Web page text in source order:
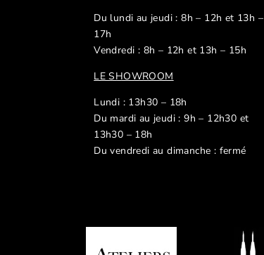
Du lundi au jeudi : 8h – 12h et 13h –
17h
Vendredi : 8h – 12h et 13h – 15h
LE SHOWROOM
Lundi : 13h30 – 18h
Du mardi au jeudi : 9h – 12h30 et
13h30 – 18h
Du vendredi au dimanche : fermé